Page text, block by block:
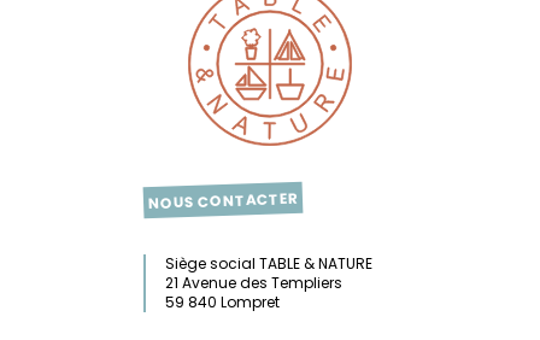
NOUS CONTACTER
Siège social TABLE & NATURE
21 Avenue des Templiers
59 840 Lompret